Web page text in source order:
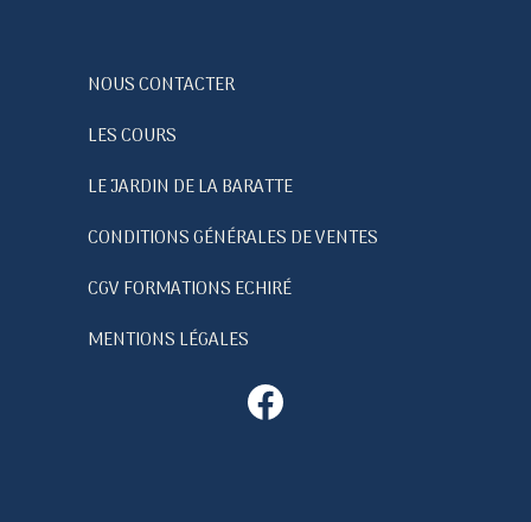
NOUS CONTACTER
LES COURS
LE JARDIN DE LA BARATTE
CONDITIONS GÉNÉRALES DE VENTES
CGV FORMATIONS ECHIRÉ
MENTIONS LÉGALES
Facebook